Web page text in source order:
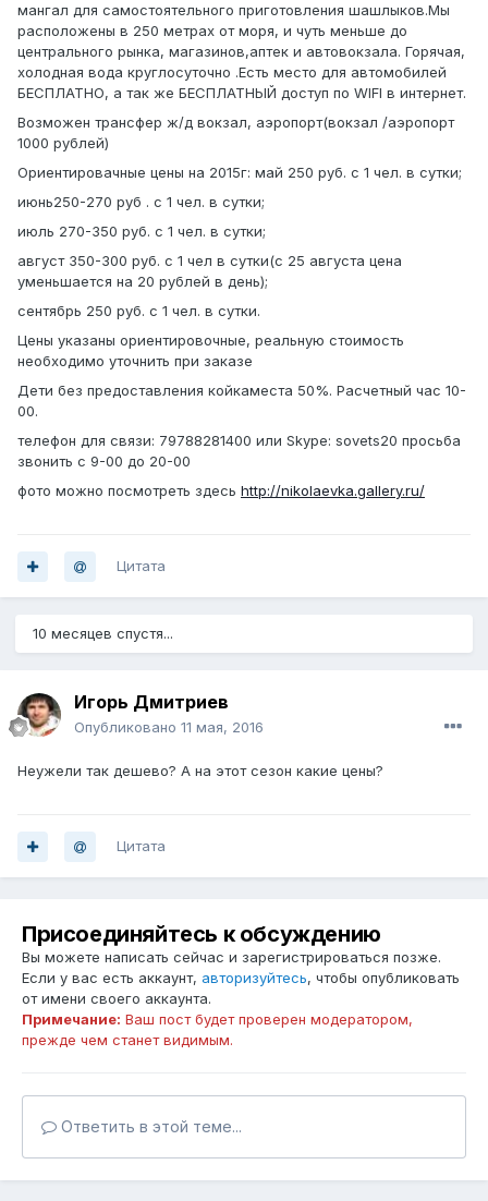
мангал для самостоятельного приготовления шашлыков.Мы
расположены в 250 метрах от моря, и чуть меньше до
центрального рынка, магазинов,аптек и автовокзала. Горячая,
холодная вода круглосуточно .Есть место для автомобилей
БЕСПЛАТНО, а так же БЕСПЛАТНЫЙ доступ по WIFI в интернет.
Возможен трансфер ж/д вокзал, аэропорт(вокзал /аэропорт
1000 рублей)
Ориентировачные цены на 2015г: май 250 руб. с 1 чел. в сутки;
июнь250-270 руб . с 1 чел. в сутки;
июль 270-350 руб. с 1 чел. в сутки;
август 350-300 руб. с 1 чел в сутки(с 25 августа цена
уменьшается на 20 рублей в день);
сентябрь 250 руб. с 1 чел. в сутки.
Цены указаны ориентировочные, реальную стоимость
необходимо уточнить при заказе
Дети без предоставления койкаместа 50%. Расчетный час 10-
00.
телефон для связи: 79788281400 или Skype: sovets20 просьба
звонить с 9-00 до 20-00
фото можно посмотреть здесь http://nikolaevka.gallery.ru/
Цитата
10 месяцев спустя...
Игорь Дмитриев
Опубликовано 11 мая, 2016
Неужели так дешево? А на этот сезон какие цены?
Цитата
Присоединяйтесь к обсуждению
Вы можете написать сейчас и зарегистрироваться позже.
Если у вас есть аккаунт, авторизуйтесь, чтобы опубликовать
от имени своего аккаунта.
Примечание: Ваш пост будет проверен модератором,
прежде чем станет видимым.
Ответить в этой теме...